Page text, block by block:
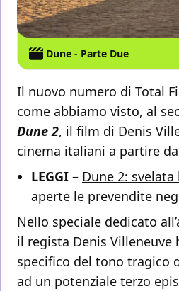
Dune - Parte Due
Il nuovo numero di Total
come abbiamo visto, al
Dune 2, il film di Denis
cinema italiani a partire
LEGGI – Dune 2:
aperte le prevendite
Nello speciale dedicato
il regista Denis Villeneuve
specifico del tono tragico
ad un potenziale terzo